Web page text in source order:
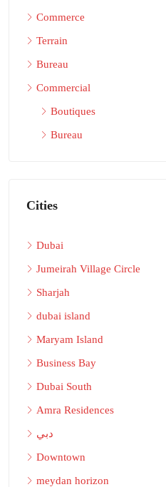
Commerce
Terrain
Bureau
Commercial
Boutiques
Bureau
Cities
Dubai
Jumeirah Village Circle
Sharjah
dubai island
Maryam Island
Business Bay
Dubai South
Amra Residences
دبي
Downtown
meydan horizon